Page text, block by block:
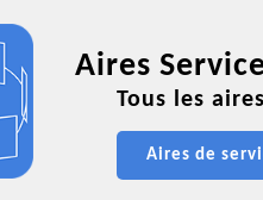
Aires
Tous les
Aires de